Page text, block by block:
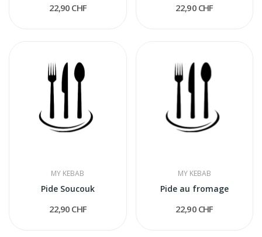
22,90 CHF 22,90 CHF
MY KEBAB
Pide Soucouk
22,90 CHF
MY KEBAB
Pide au fromage
22,90 CHF